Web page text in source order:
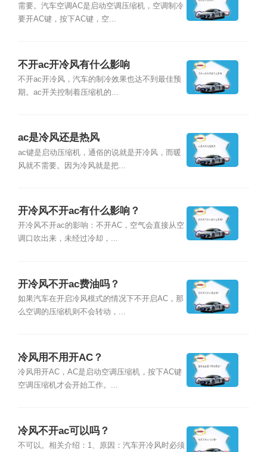
需要。汽车空调AC是启动空调压缩机，空调制冷
要开AC键，按下AC键，空...
不开ac开冷风有什么影响
不开ac开冷风，汽车的制冷效果也达不到最佳预
期。ac开关控制着压缩机的...
ac是冷风还是热风
ac键是启动压缩机，通俗的说就是开冷风，而暖
风就不需要。因为冷风就是把...
开冷风不开ac有什么影响？
开冷风不开ac的影响：不开AC，空气会直接从空
调口吹出来，未经过冷却，...
开冷风不开ac费油吗？
如果汽车在开启冷风模式的情况下不开启AC，那
么空调的压缩机则不会转动，...
冷风用不用开AC？
冷风用开AC，AC是启动空调压缩机，按下AC键
空调压缩机才会开始工作。...
冷风不开ac可以吗？
不可以。相关介绍：1、原因：汽车开冷风时必须